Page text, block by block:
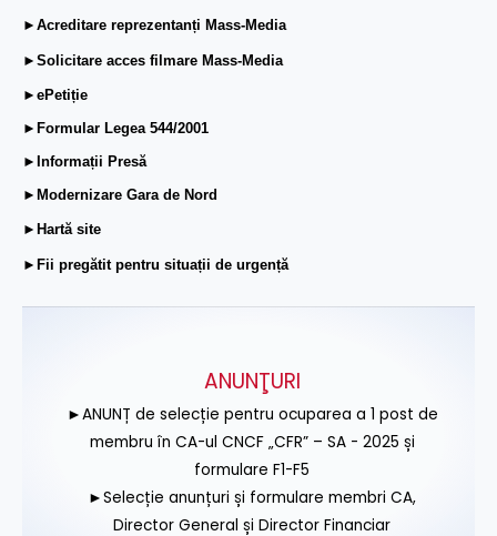
►Acreditare reprezentanți Mass-Media
►Solicitare acces filmare Mass-Media
►ePetiție
►Formular Legea 544/2001
►Informații Presă
►Modernizare Gara de Nord
►Hartă site
►Fii pregătit pentru situații de urgență
ANUNŢURI
►ANUNȚ de selecție pentru ocuparea a 1 post de
membru în CA-ul CNCF „CFR” – SA - 2025 și
formulare F1-F5
►Selecție anunțuri și formulare membri CA,
Director General și Director Financiar